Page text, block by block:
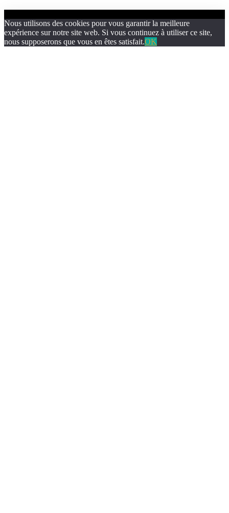
Nous utilisons des cookies pour vous garantir la meilleure
expérience sur notre site web. Si vous continuez à utiliser ce site,
nous supposerons que vous en êtes satisfait.OK